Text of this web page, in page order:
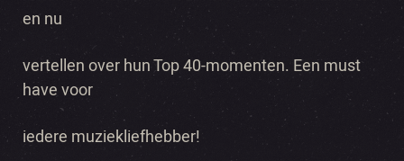
en nu
vertellen over hun Top 40-momenten. Een must
have voor
iedere muziekliefhebber!